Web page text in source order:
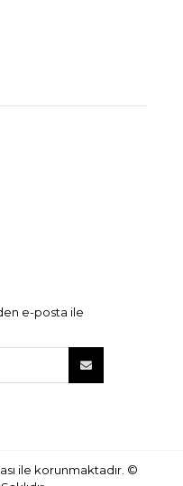
e-posta ile
ile korunmaktadır. ©